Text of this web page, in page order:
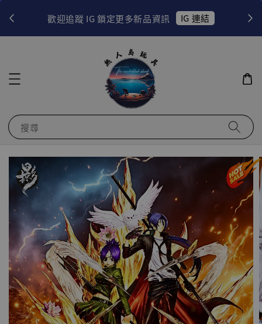
歡迎追蹤 IG 鎖定更多新品資訊 IG 連結
搜尋